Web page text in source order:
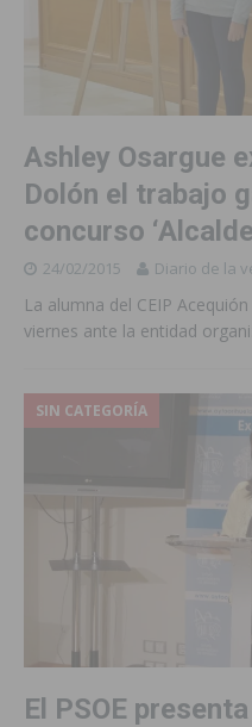
Ashley Osargue
Dolón el trabajo
concurso
24/02/2015 Diario de la
La alumna del CEIP
viernes ante la entidad
SIN CATEGORÍA
El PSOE